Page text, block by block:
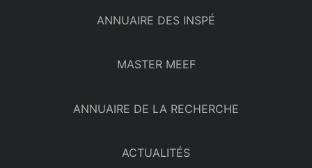
ANNUAIRE DES INSPÉ
MASTER MEEF
ANNUAIRE DE LA RECHERCHE
ACTUALITÉS